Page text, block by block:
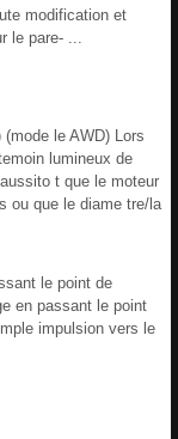
modification et
le pare- ...
le AWD) Lors
lumineux de
t que le moteur
ou que le diame tre/la
le point de
en passant le point
impulsion vers le